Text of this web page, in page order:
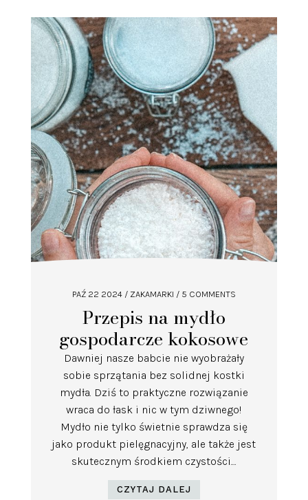
Przepis na mydło
gospodarcze kokosowe
PAŹ 22 2024/ ZAKAMARKI / 5 COMMENTS
Dawniej nasze babcie nie wyobrażały
sobie sprzątania bez solidnej kostki
mydła. Dziś to praktyczne rozwiązanie
wraca do łask i nic w tym dziwnego!
Mydło nie tylko świetnie sprawdza się
jako produkt pielęgnacyjny, ale także jest
skutecznym środkiem czystości....
CZYTAJ DALEJ